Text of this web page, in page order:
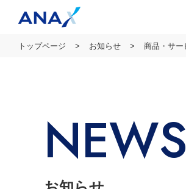
トップページ お知らせ 商品・サー
NEWS